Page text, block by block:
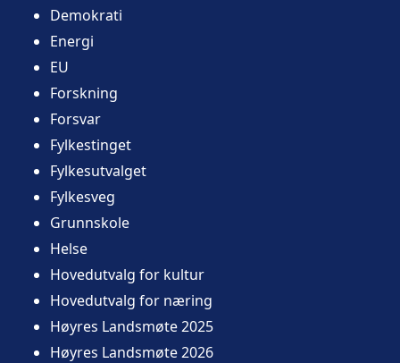
Demokrati
Energi
EU
Forskning
Forsvar
Fylkestinget
Fylkesutvalget
Fylkesveg
Grunnskole
Helse
Hovedutvalg for kultur
Hovedutvalg for næring
Høyres Landsmøte 2025
Høyres Landsmøte 2026